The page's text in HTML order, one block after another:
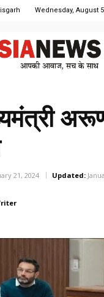
Wednesday, August
अरूण
21, 2024 Updated: